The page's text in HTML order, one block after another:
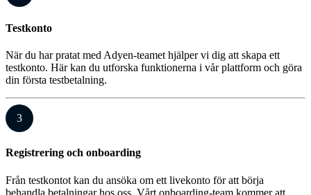
Testkonto
När du har pratat med Adyen-teamet hjälper vi dig att skapa ett
testkonto. Här kan du utforska funktionerna i vår plattform och göra
din första testbetalning.
3
Registrering och onboarding
Från testkontot kan du ansöka om ett livekonto för att börja
behandla betalningar hos oss. Vårt onboarding-team kommer att